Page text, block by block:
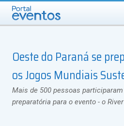
DOMINGO, 9 DE AGOSTO DE 2026
Oeste do Paraná se
os Jogos Mundiais
Mais de 500 pessoas
preparatória para o evento - o